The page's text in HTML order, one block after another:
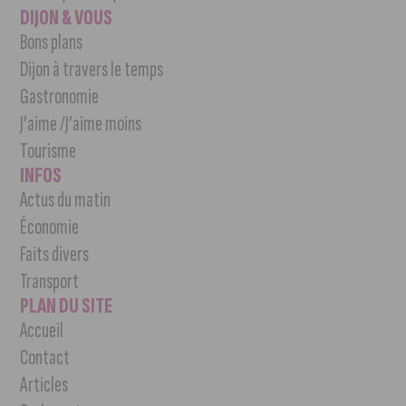
DIJON & VOUS
Bons plans
Dijon à travers le temps
Gastronomie
J’aime /J’aime moins
Tourisme
INFOS
Actus du matin
Économie
Faits divers
Transport
PLAN DU SITE
Accueil
Contact
Articles